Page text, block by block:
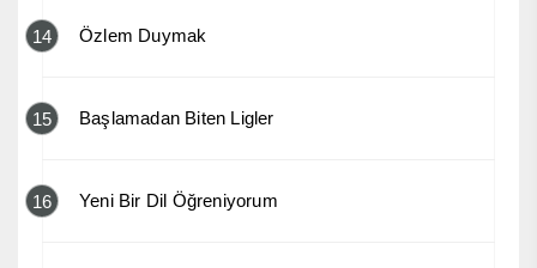
14 Özlem Duymak
15 Başlamadan Biten Ligler
16 Yeni Bir Dil Öğreniyorum